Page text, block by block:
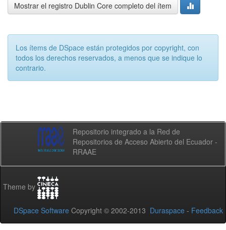
Mostrar el registro Dublin Core completo del ítem
Los ítems de DSpace están protegidos por copyright, con
todos los derechos reservados, a menos que se indique lo
contrario.
Repositorio integrado a la Red de
Repositorios de Acceso Abierto del Ecuador -
RRAAE
Theme by
DSpace Software Copyright © 2002-2013 Duraspace - Feedback